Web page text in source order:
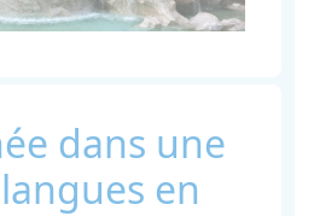
dans une
en